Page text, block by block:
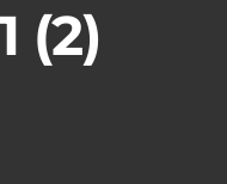
(2)